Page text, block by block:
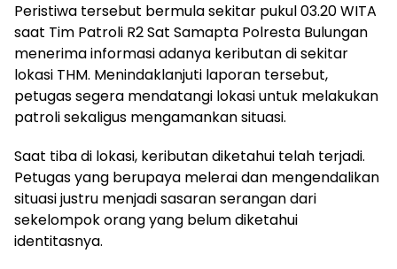
Peristiwa tersebut bermula sekitar pukul 03.20 WITA
saat Tim Patroli R2 Sat Samapta Polresta Bulungan
menerima informasi adanya keributan di sekitar
lokasi THM. Menindaklanjuti laporan tersebut,
petugas segera mendatangi lokasi untuk melakukan
patroli sekaligus mengamankan situasi.
Saat tiba di lokasi, keributan diketahui telah terjadi.
Petugas yang berupaya melerai dan mengendalikan
situasi justru menjadi sasaran serangan dari
sekelompok orang yang belum diketahui
identitasnya.